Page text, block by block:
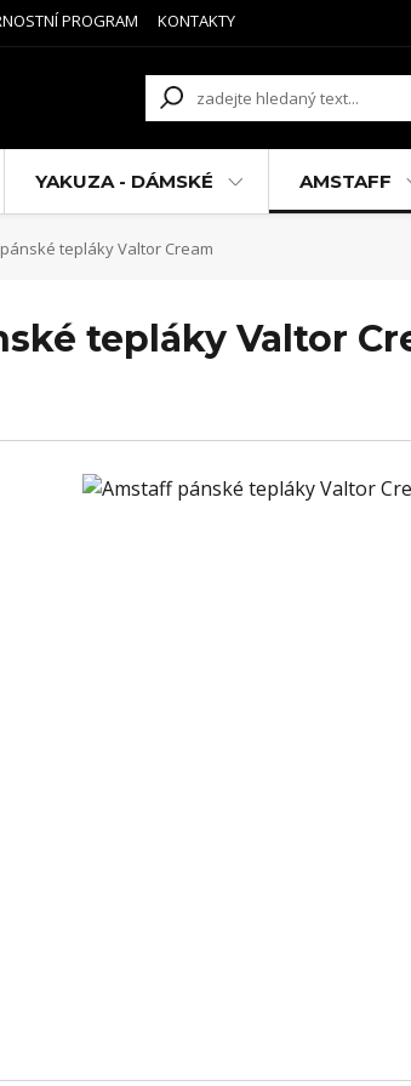
PROGRAM KONTAKTY
YAKUZA - DÁMSKÉ AMSTAFF
tepláky Valtor Cream
tepláky Valtor